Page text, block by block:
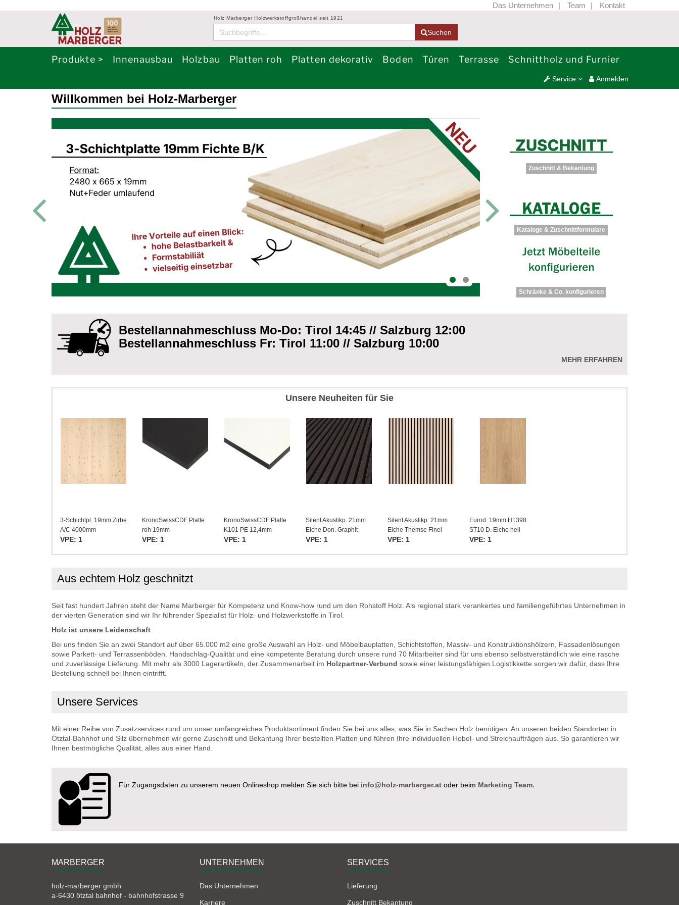
Das Unternehmen Team Kontakt
Holz Marberger Holzwerkstoffgroßhandel seit 1921
Suchen
Produkte > Innenausbau Holzbau Platten roh Platten dekorativ Boden Türen Terrasse Schnittholz und Furnier
Anmelden
Service
Willkommen bei Holz-Marberger
Zuschnitt & Bekantung
Kataloge & Zuschnittformulare
Schränke & Co. konfigurieren
Bestellannahmeschluss Mo-Do: Tirol 14:45 // Salzburg 12:00
Bestellannahmeschluss Fr: Tirol 11:00 // Salzburg 10:00
MEHR ERFAHREN
Unsere Neuheiten für Sie
3-Schichtpl. 19mm Zirbe
A/C 4000mm
VPE: 1
KronoSwissCDF Platte
roh 19mm
VPE: 1
KronoSwissCDF Platte
K101 PE 12,4mm
VPE: 1
Silent Akustikp. 21mm
Eiche Don. Graphit
VPE: 1
Silent Akustikp. 21mm
Eiche Themse Finel
VPE: 1
Eurod. 19mm H1398
ST10 D. Eiche hell
VPE: 1
Aus echtem Holz geschnitzt
Seit fast hundert Jahren steht der Name Marberger für Kompetenz und Know-how rund um den Rohstoff Holz. Als regional stark verankertes und familiengeführtes Unternehmen in
der vierten Generation sind wir Ihr führender Spezialist für Holz- und Holzwerkstoffe in Tirol.
Holz ist unsere Leidenschaft
Bei uns finden Sie an zwei Standort auf über 65.000 m2 eine große Auswahl an Holz- und Möbelbauplatten, Schichtstoffen, Massiv- und Konstruktionshölzern, Fassadenlösungen
sowie Parkett- und Terrassenböden. Handschlag-Qualität und eine kompetente Beratung durch unsere rund 70 Mitarbeiter sind für uns ebenso selbstverständlich wie eine rasche
und zuverlässige Lieferung. Mit mehr als 3000 Lagerartikeln, der Zusammenarbeit im Holzpartner-Verbund sowie einer leistungsfähigen Logistikkette sorgen wir dafür, dass Ihre
Bestellung schnell bei Ihnen eintrifft.
Unsere Services
Mit einer Reihe von Zusatzservices rund um unser umfangreiches Produktsortiment finden Sie bei uns alles, was Sie in Sachen Holz benötigen. An unseren beiden Standorten in
Ötztal-Bahnhof und Silz übernehmen wir gerne Zuschnitt und Bekantung Ihrer bestellten Platten und führen Ihre individuellen Hobel- und Streichaufträgen aus. So garantieren wir
Ihnen bestmögliche Qualität, alles aus einer Hand.
Für Zugangsdaten zu unserem neuen Onlineshop melden Sie sich bitte bei info@holz-marberger.at oder beim Marketing Team.
MARBERGER
holz-marberger gmbh
a-6430 ötztal bahnhof - bahnhofstrasse 9
UNTERNEHMEN
Das Unternehmen
Karriere
SERVICES
Lieferung
Zuschnitt Bekantung